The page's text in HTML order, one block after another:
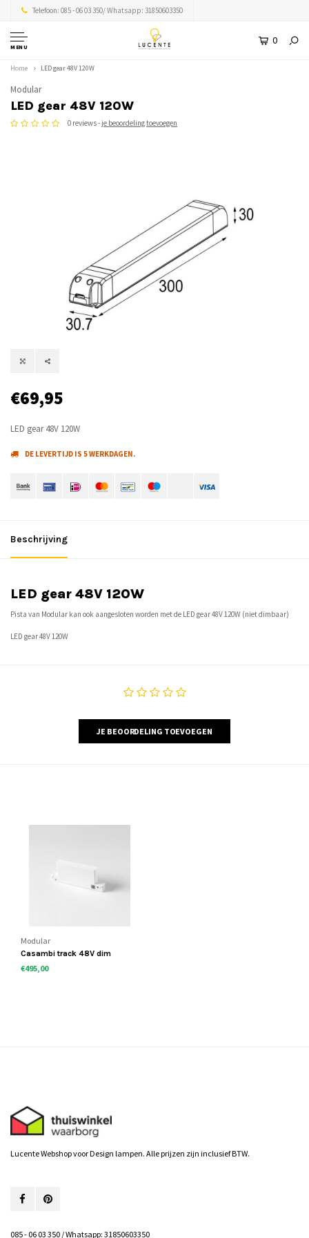
Telefoon: 085 - 06 03 350/ Whatsapp: 31850603350
MENU
0
Home LED gear 48V 120W
Modular
LED gear 48V 120W
0 reviews - je beoordeling toevoegen
€69,95
LED gear 48V 120W
DE LEVERTIJD IS 5 WERKDAGEN.
Beschrijving
LED gear 48V 120W
Pista van Modular kan ook aangesloten worden met de LED gear 48V 120W (niet dimbaar)
LED gear 48V 120W
JE BEOORDELING TOEVOEGEN
Modular
Casambi track 48V dim
module
€495,00
Lucente Webshop voor Design lampen. Alle prijzen zijn inclusief BTW.
085 - 06 03 350 / Whatsapp: 31850603350